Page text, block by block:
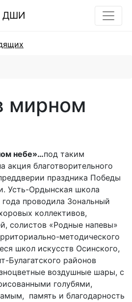
ДШИ
мирном
небе»…под таким
акция благотворительного
праздника Победы
Усть-Ордынская школа
проводила Зональный
коллективов,
солистов «Родные напевы»
методического
школ искусств Осинского,
Булагатского районов
воздушные шары, с
голубями,
память и благодарность